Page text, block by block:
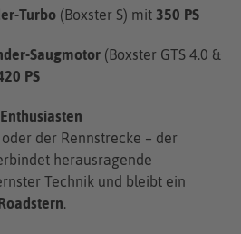
Turbo (Boxster S) mit 350 PS
Saugmotor (Boxster GTS 4.0 &
PS
der Rennstrecke – der
herausragende
Technik und bleibt ein
.